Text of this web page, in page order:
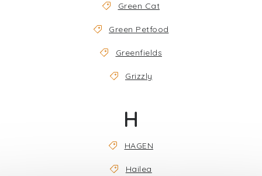
Green Cat
Green Petfood
Greenfields
Grizzly
H
HAGEN
Hailea